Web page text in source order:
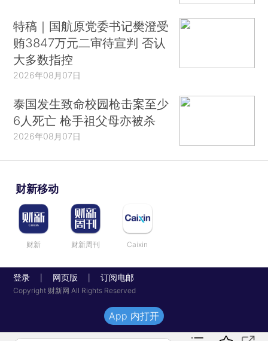
特稿｜国航原党委书记樊澄受
贿3847万元二审待宣判 否认
大多数指控
2026年08月07日
泰国发生致命校园枪击案至少
6人死亡 枪手祖父母亦被杀
2026年08月07日
财新移动
财新 财新周刊 Caixin
登录 网页版 订阅电邮
Copyright 财新网 All Rights Reserved
App 内打开